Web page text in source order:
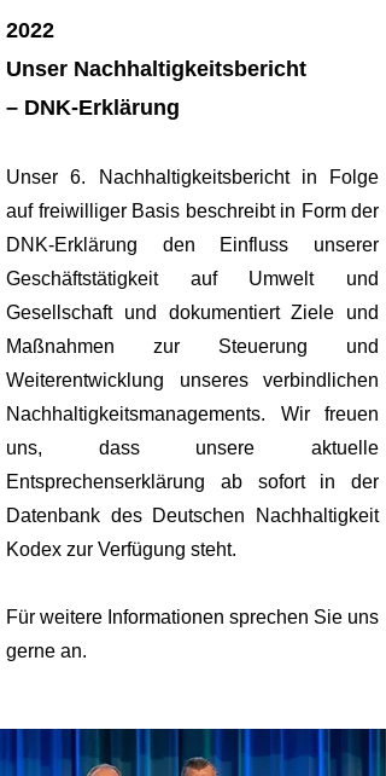
2022
Unser Nachhaltigkeitsbericht
– DNK-Erklärung
Unser 6. Nachhaltigkeitsbericht in Folge
auf freiwilliger Basis beschreibt in Form der
DNK-Erklärung den Einfluss unserer
Geschäftstätigkeit auf Umwelt und
Gesellschaft und dokumentiert Ziele und
Maßnahmen zur Steuerung und
Weiterentwicklung unseres verbindlichen
Nachhaltigkeitsmanagements. Wir freuen
uns, dass unsere aktuelle
Entsprechenserklärung ab sofort in der
Datenbank des Deutschen Nachhaltigkeit
Kodex zur Verfügung steht.
Für weitere Informationen sprechen Sie uns
gerne an.